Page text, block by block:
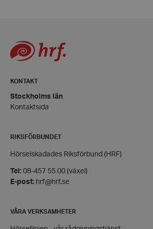
KONTAKT
Stockholms län
Kontaktsida
RIKSFÖRBUNDET
Hörselskadades Riksförbund (HRF)
Tel: 08-457 55 00 (växel)
E-post: hrf@hrf.se
VÅRA VERKSAMHETER
PHPSESSID